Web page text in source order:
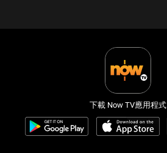
下載 Now TV應用程式